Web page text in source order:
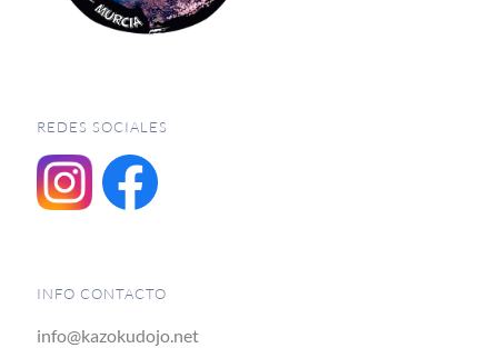
REDES SOCIALES
INFO CONTACTO
info@kazokudojo.net